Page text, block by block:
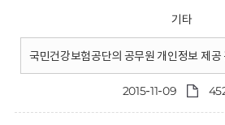
기타
국민건강보험공단의 공무원 개인정보 제공
2015-11-09